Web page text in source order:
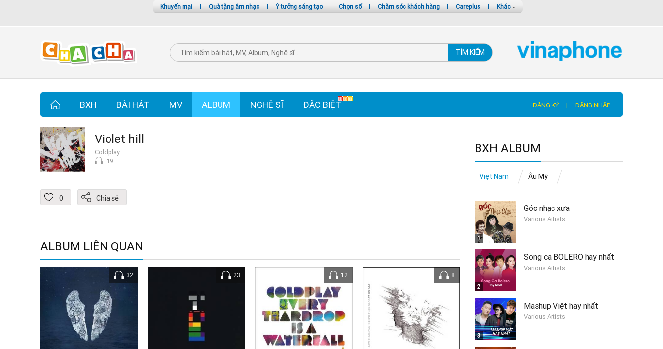
Khuyến mại | Quà tặng âm nhạc | Ý tưởng sáng tạo | Chọn số | Chăm sóc khách hàng | Careplus | Khác
TÌM KIẾM
BXH BÀI HÁT MV ALBUM NGHỆ SĨ ĐẶC BIỆT ĐĂNG KÝ | ĐĂNG NHẬP
Violet hill
Coldplay
19
0 Chia sẻ
ALBUM LIÊN QUAN
32 23 12 8
BXH ALBUM
Việt Nam Âu Mỹ
1
Góc nhạc xưa
Various Artists
2
Song ca BOLERO hay nhất
Various Artists
3
Mashup Việt hay nhất
Various Artists